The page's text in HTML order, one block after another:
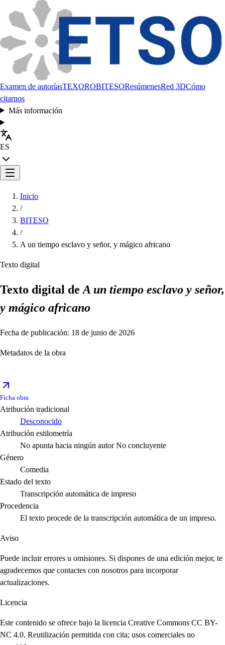
Examen de autoríasTEXOROBITESOResúmenesRed 3DCómo
citarnos
Más información
ES
Inicio
/
BITESO
/
A un tiempo esclavo y señor, y mágico africano
Texto digital
Texto digital deA un tiempo esclavo y señor,
y mágico africano
Fecha de publicación: 18 de junio de 2026
Metadatos de la obra
Ficha obra
Atribución tradicional
Desconocido
Atribución estilometría
No apunta hacia ningún autor No concluyente
Género
Comedia
Estado del texto
Transcripción automática de impreso
Procedencia
El texto procede de la transcripción automática de un impreso.
Aviso
Puede incluir errores u omisiones. Si dispones de una edición mejor, te
agradecemos que contactes con nosotros para incorporar
actualizaciones.
Licencia
Este contenido se ofrece bajo la licencia Creative Commons CC BY-
NC 4.0. Reutilización permitida con cita; usos comerciales no